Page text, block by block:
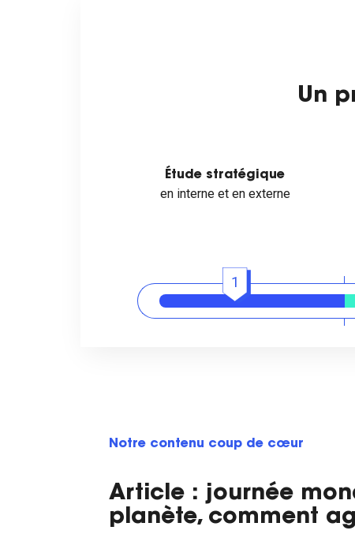
Un
Étude stratégique
en interne et en externe
1
Notre contenu coup de cœur
Article : journée
planète, comment